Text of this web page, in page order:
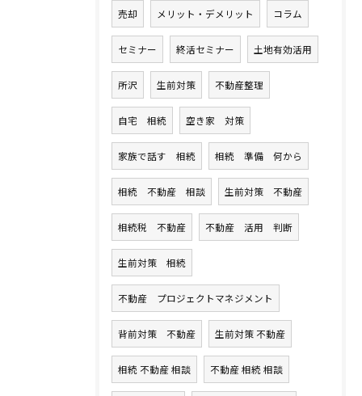
売却 メリット・デメリット コラム
セミナー 終活セミナー 土地有効活用
所沢 生前対策 不動産整理
自宅 相続 空き家 対策
家族で話す 相続 相続 準備 何から
相続 不動産 相談 生前対策 不動産
相続税 不動産 不動産 活用 判断
生前対策 相続
不動産 プロジェクトマネジメント
背前対策 不動産 生前対策 不動産
相続 不動産 相談 不動産 相続 相談